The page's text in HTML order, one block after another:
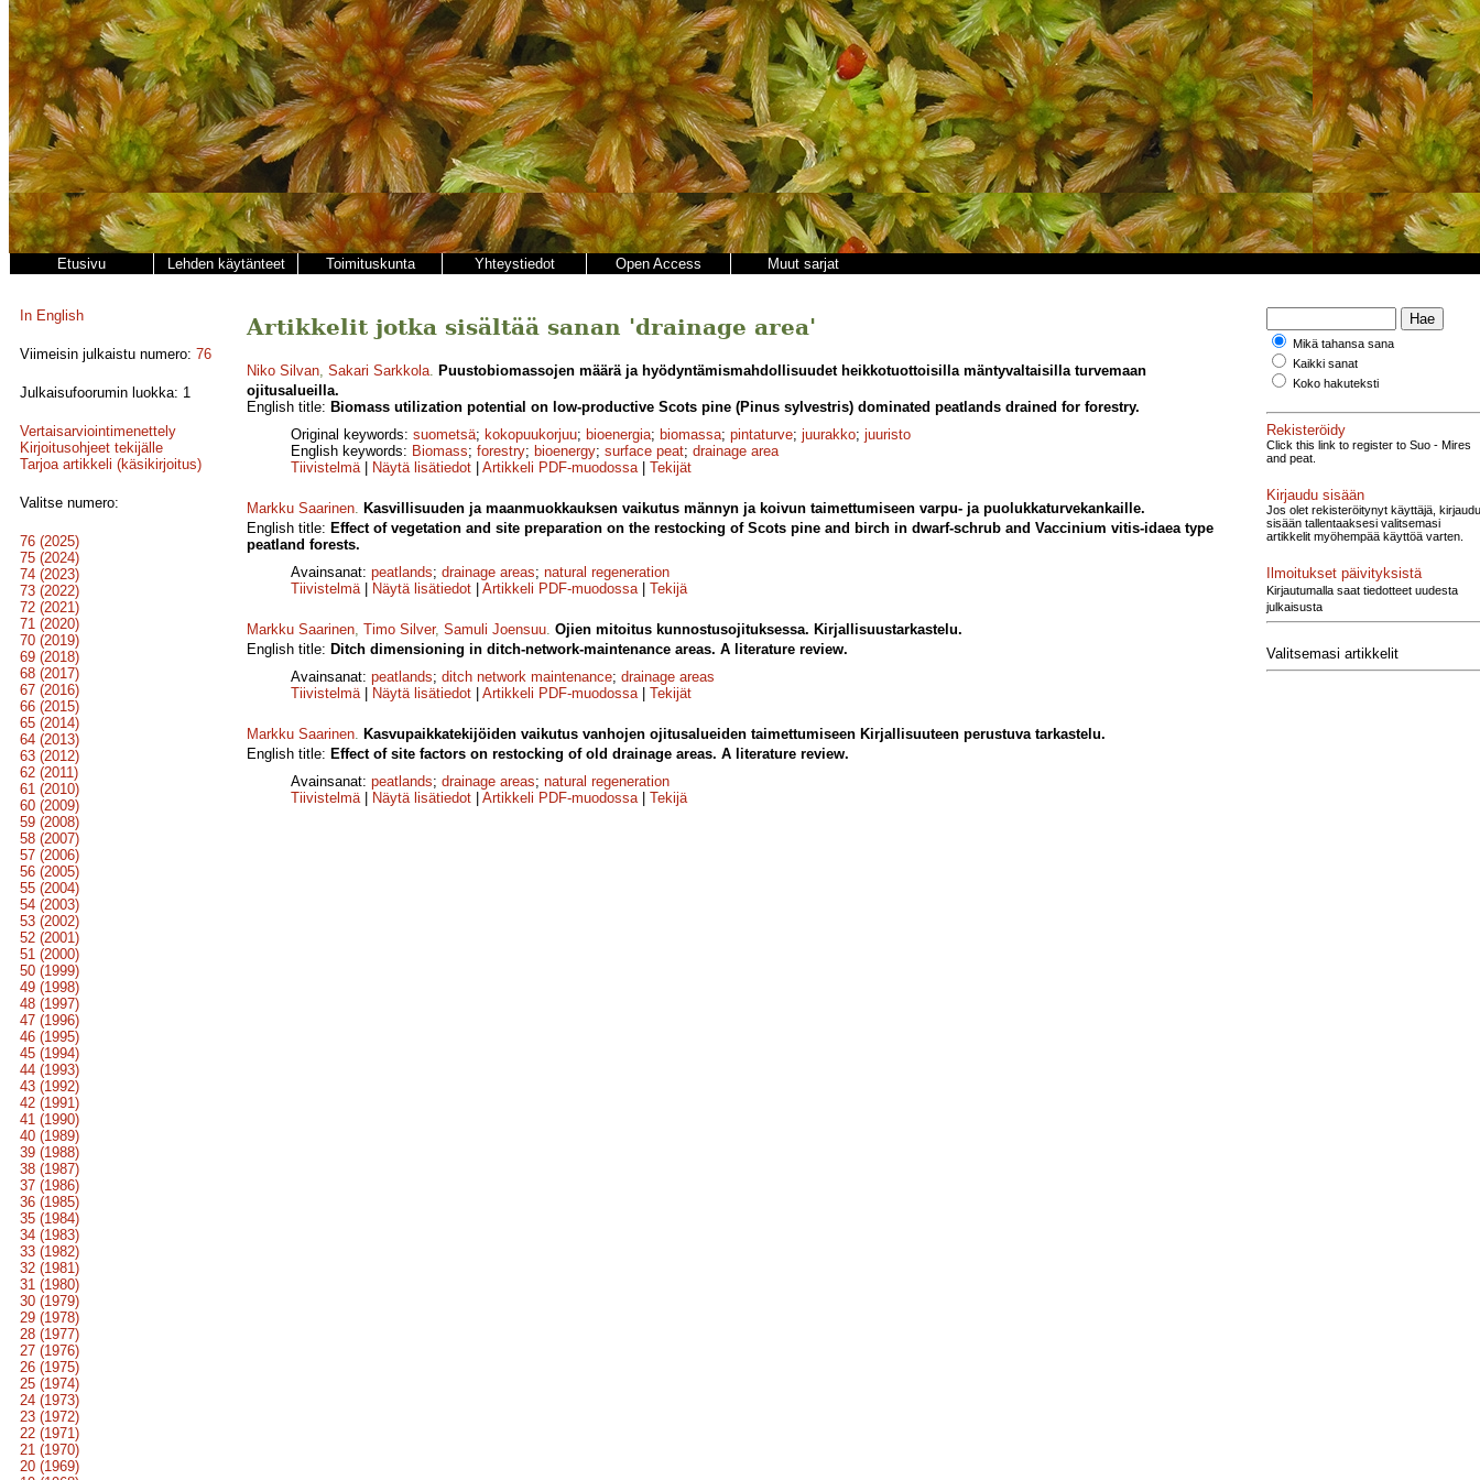
Etusivu Lehden käytänteet Toimituskunta Yhteystiedot Open Access Muut sarjat
In English
Viimeisin julkaistu numero: 76
Julkaisufoorumin luokka: 1
Vertaisarviointimenettely
Kirjoitusohjeet tekijälle
Tarjoa artikkeli (käsikirjoitus)
Valitse numero:
76 (2025)
75 (2024)
74 (2023)
73 (2022)
72 (2021)
71 (2020)
70 (2019)
69 (2018)
68 (2017)
67 (2016)
66 (2015)
65 (2014)
64 (2013)
63 (2012)
62 (2011)
61 (2010)
60 (2009)
59 (2008)
58 (2007)
57 (2006)
56 (2005)
55 (2004)
54 (2003)
53 (2002)
52 (2001)
51 (2000)
50 (1999)
49 (1998)
48 (1997)
47 (1996)
46 (1995)
45 (1994)
44 (1993)
43 (1992)
42 (1991)
41 (1990)
40 (1989)
39 (1988)
38 (1987)
37 (1986)
36 (1985)
35 (1984)
34 (1983)
33 (1982)
32 (1981)
31 (1980)
30 (1979)
29 (1978)
28 (1977)
27 (1976)
26 (1975)
25 (1974)
24 (1973)
23 (1972)
22 (1971)
21 (1970)
20 (1969)
Artikkelit jotka sisältää sanan 'drainage area'
Niko Silvan, Sakari Sarkkola. Puustobiomassojen määrä ja hyödyntämismahdollisuudet heikkotuottoisilla mäntyvaltaisilla turvemaan
ojitusalueilla.
English title: Biomass utilization potential on low-productive Scots pine (Pinus sylvestris) dominated peatlands drained for forestry.
Original keywords: suometsä; kokopuukorjuu; bioenergia; biomassa; pintaturve; juurakko; juuristo
English keywords: Biomass; forestry; bioenergy; surface peat; drainage area
Tiivistelmä| Näytä lisätiedot Artikkeli PDF-muodossa| Tekijät
Markku Saarinen. Kasvillisuuden ja maanmuokkauksen vaikutus männyn ja koivun taimettumiseen varpu- ja puolukkaturvekankaille.
English title: Effect of vegetation and site preparation on the restocking of Scots pine and birch in dwarf-schrub and Vaccinium vitis-idaea type
peatland forests.
Avainsanat: peatlands; drainage areas; natural regeneration
Tiivistelmä| Näytä lisätiedot Artikkeli PDF-muodossa| Tekijä
Markku Saarinen, Timo Silver, Samuli Joensuu. Ojien mitoitus kunnostusojituksessa. Kirjallisuustarkastelu.
English title: Ditch dimensioning in ditch-network-maintenance areas. A literature review.
Avainsanat: peatlands; ditch network maintenance; drainage areas
Tiivistelmä| Näytä lisätiedot Artikkeli PDF-muodossa| Tekijät
Markku Saarinen. Kasvupaikkatekijöiden vaikutus vanhojen ojitusalueiden taimettumiseen Kirjallisuuteen perustuva tarkastelu.
English title: Effect of site factors on restocking of old drainage areas. A literature review.
Avainsanat: peatlands; drainage areas; natural regeneration
Tiivistelmä| Näytä lisätiedot Artikkeli PDF-muodossa| Tekijä
Mikä tahansa sana
Kaikki sanat
Koko hakuteksti
Rekisteröidy
Click this link to register to Suo - Mires
and peat.
Kirjaudu sisään
Jos olet rekisteröitynyt käyttäjä, kirjaudu
sisään tallentaaksesi valitsemasi
artikkelit myöhempää käyttöä varten.
Ilmoitukset päivityksistä
Kirjautumalla saat tiedotteet uudesta
julkaisusta
Valitsemasi artikkelit